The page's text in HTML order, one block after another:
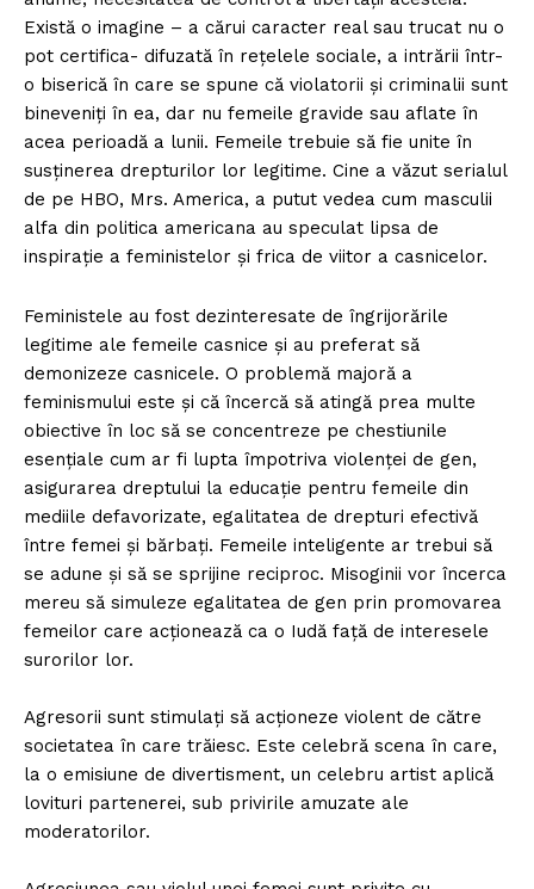
Există o imagine – a cărui caracter real sau trucat nu o
pot certifica- difuzată în rețelele sociale, a intrării într-
o biserică în care se spune că violatorii și criminalii sunt
bineveniți în ea, dar nu femeile gravide sau aflate în
acea perioadă a lunii. Femeile trebuie să fie unite în
susținerea drepturilor lor legitime. Cine a văzut serialul
de pe HBO, Mrs. America, a putut vedea cum masculii
alfa din politica americana au speculat lipsa de
inspirație a feministelor și frica de viitor a casnicelor.
Feministele au fost dezinteresate de îngrijorările
legitime ale femeile casnice și au preferat să
demonizeze casnicele. O problemă majoră a
feminismului este și că încercă să atingă prea multe
obiective în loc să se concentreze pe chestiunile
esențiale cum ar fi lupta împotriva violenței de gen,
asigurarea dreptului la educație pentru femeile din
mediile defavorizate, egalitatea de drepturi efectivă
între femei și bărbați. Femeile inteligente ar trebui să
se adune și să se sprijine reciproc. Misoginii vor încerca
mereu să simuleze egalitatea de gen prin promovarea
femeilor care acționează ca o Iudă față de interesele
surorilor lor.
Agresorii sunt stimulați să acționeze violent de către
societatea în care trăiesc. Este celebră scena în care,
la o emisiune de divertisment, un celebru artist aplică
lovituri partenerei, sub privirile amuzate ale
moderatorilor.